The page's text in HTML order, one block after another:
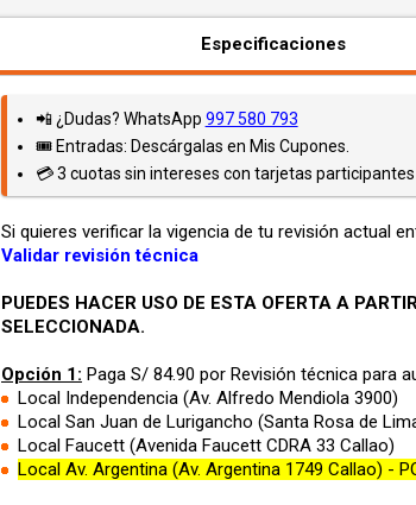
Especificaciones
📲 ¿Dudas? WhatsApp 997 580 793
🎟️ Entradas: Descárgalas en Mis Cupones.
💳 3 cuotas sin intereses con tarjetas participantes
Si quieres verificar la vigencia de tu revisión actual
Validar revisión técnica
PUEDES HACER USO DE ESTA OFERTA A
SELECCIONADA.
Opción 1: Paga S/ 84.90 por Revisión técnica para
Local Independencia (Av. Alfredo Mendiola 3900)
Local San Juan de Lurigancho (Santa Rosa de
Local Faucett (Avenida Faucett CDRA 33 Callao)
Local Av. Argentina (Av. Argentina 1749 Callao) -